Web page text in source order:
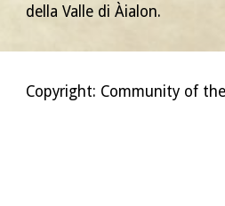
della Valle di Àialon.
Copyright: Community of